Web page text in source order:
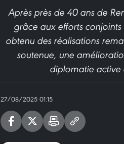
Après près de 40 ans de
grâce aux efforts
obtenu des réalisations
soutenue, une
diplomatie active
27/08/2025 01:15